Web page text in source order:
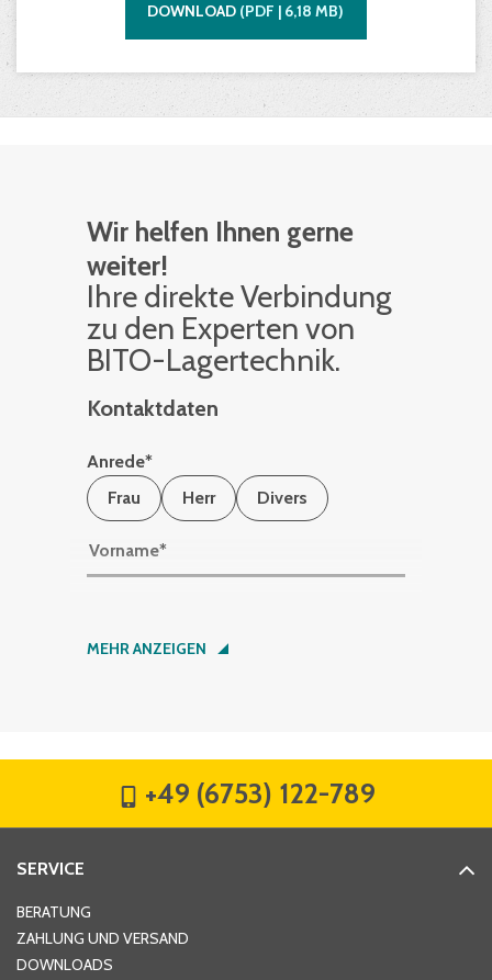
DOWNLOAD (PDF | 6,18 MB)
Wir helfen Ihnen gerne
weiter!
Ihre di­rek­te Ver­bin­dung
zu den Ex­per­ten von
BITO-La­ger­tech­nik.
Kontaktdaten
Anrede*
Frau
Herr Divers
Vorname*
Nachname*
Hausnummer
MEHR ANZEIGEN
+49 (6753) 122-789
SERVICE
BERATUNG
ZAHLUNG UND VERSAND
DOWNLOADS